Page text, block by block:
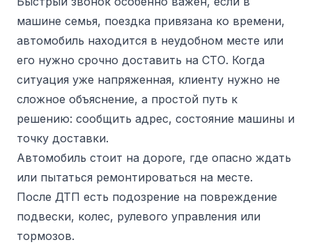
машине семья, поездка привязана ко времени,
автомобиль находится в неудобном месте или
его нужно срочно доставить на СТО. Когда
ситуация уже напряженная, клиенту нужно не
сложное объяснение, а простой путь к
решению: сообщить адрес, состояние машины и
точку доставки.
Автомобиль стоит на дороге, где опасно ждать
или пытаться ремонтироваться на месте.
После ДТП есть подозрение на повреждение
подвески, колес, рулевого управления или
тормозов.